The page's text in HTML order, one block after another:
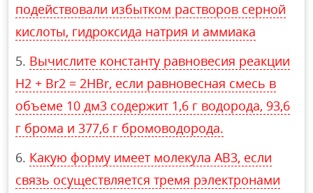
подействовали избытком растворов серной
кислоты, гидроксида натрия и аммиака
Вычислите константу равновесия реакции
H2 + Br2 = 2HBr, если равновесная смесь в
объеме 10 дм3 содержит 1,6 г водорода, 93,6
г брома и 377,6 г бромоводорода.
Какую форму имеет молекула АВ3, если
связь осуществляется тремя pэлектронами